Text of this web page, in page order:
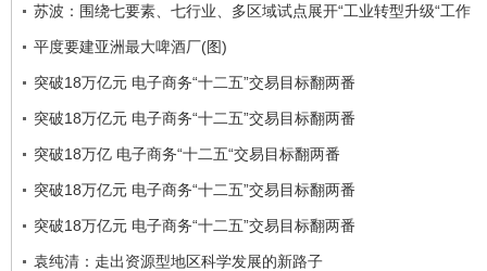
苏波：围绕七要素、七行业、多区域试点展开“工业转型升级“工作
平度要建亚洲最大啤酒厂(图)
突破18万亿元 电子商务“十二五”交易目标翻两番
突破18万亿元 电子商务“十二五”交易目标翻两番
突破18万亿 电子商务“十二五“交易目标翻两番
突破18万亿元 电子商务“十二五”交易目标翻两番
突破18万亿元 电子商务“十二五”交易目标翻两番
袁纯清：走出资源型地区科学发展的新路子